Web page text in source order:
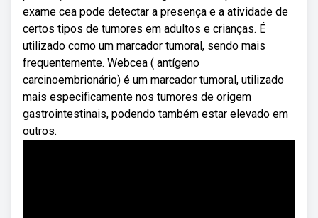
exame cea pode detectar a presença e a atividade de
certos tipos de tumores em adultos e crianças. É
utilizado como um marcador tumoral, sendo mais
frequentemente. Webcea ( antígeno
carcinoembrionário) é um marcador tumoral, utilizado
mais especificamente nos tumores de origem
gastrointestinais, podendo também estar elevado em
outros.